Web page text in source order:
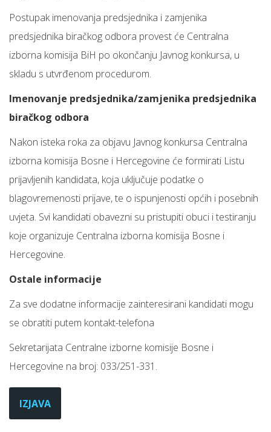
Postupak imenovanja predsjednika i zamjenika
predsjednika biračkog odbora provest će Centralna
izborna komisija BiH po okončanju Javnog konkursa, u
skladu s utvrđenom procedurom.
Imenovanje predsjednika/zamjenika predsjednika
biračkog odbora
Nakon isteka roka za objavu Javnog konkursa Centralna
izborna komisija Bosne i Hercegovine će formirati Listu
prijavljenih kandidata, koja uključuje podatke o
blagovremenosti prijave, te o ispunjenosti općih i posebnih
uvjeta. Svi kandidati obavezni su pristupiti obuci i testiranju
koje organizuje Centralna izborna komisija Bosne i
Hercegovine.
Ostale informacije
Za sve dodatne informacije zainteresirani kandidati mogu
se obratiti putem kontakt-telefona
Sekretarijata Centralne izborne komisije Bosne i
Hercegovine na broj: 033/251-331.
IZJAVA